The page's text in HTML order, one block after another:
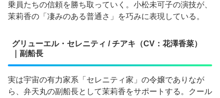
乗員たちの信頼を勝ち取っていく。小松未可子の演技が、
茉莉香の「凄みのある普通さ」を巧みに表現している。
グリューエル・セレニティ / チアキ（CV：花澤香菜）
｜副船長
実は宇宙の有力家系「セレニティ家」の令嬢でありなが
ら、弁天丸の副船長として茉莉香をサポートする。クール